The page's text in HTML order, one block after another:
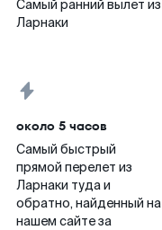
Самый ранний вылет из
Ларнаки
около 5 часов
Самый быстрый
прямой перелет из
Ларнаки туда и
обратно, найденный на
нашем сайте за